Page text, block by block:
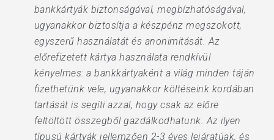
bankkártyák biztonságával, megbízhatóságával,
ugyanakkor biztosítja a készpénz megszokott,
egyszerű használatát és anonimitását. Az
előrefizetett kártya használata rendkívül
kényelmes: a bankkártyaként a világ minden táján
fizethetünk vele, ugyanakkor költéseink kordában
tartását is segíti azzal, hogy csak az előre
feltöltött összegből gazdálkodhatunk. Az ilyen
típusú kártyák jellemzően 2-3 éves lejáratúak, és